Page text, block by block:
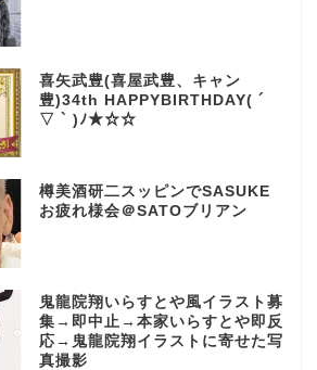
喜矢武豊(喜屋武豊、キャン
豊)34th HAPPYBIRTHDAY( ´
▽ ` )ﾉ★☆☆
樽美酒研二スッピンでSASUKE
お疲れ様会＠SATOブリアン
鬼龍院翔いらすとや風イラスト募
集→即中止→本家いらすとや即反
応→鬼龍院翔イラストに寄せた写
真撮影